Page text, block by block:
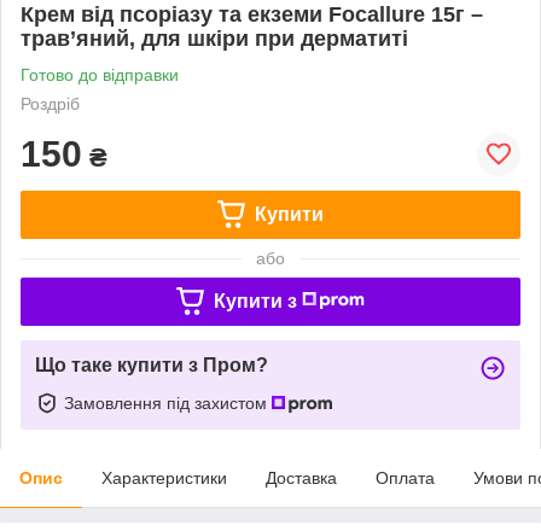
Крем від псоріазу та екземи Focallure 15г –
трав’яний, для шкіри при дерматиті
Готово до відправки
Роздріб
150 ₴
Купити
або
Купити з
Що таке купити з Пром?
Замовлення під захистом
Опис Характеристики Доставка Оплата Умови